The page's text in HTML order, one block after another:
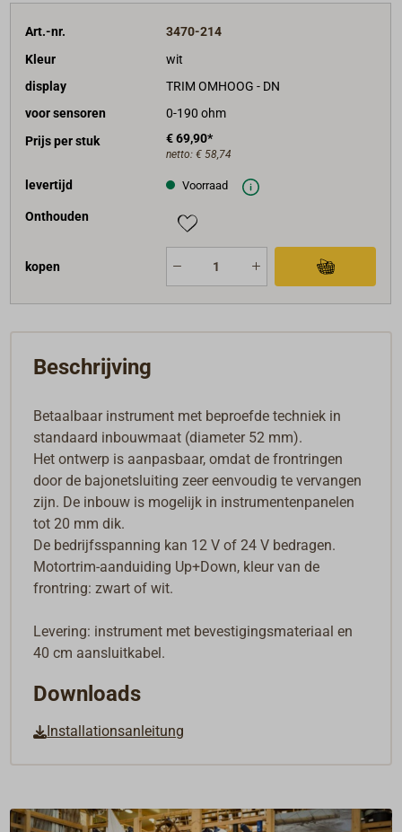
Art.-nr.
3470-214
Kleur
wit
display
TRIM OMHOOG - DN
voor sensoren
0-190 ohm
Prijs per stuk
€ 69,90*
netto: € 58,74
levertijd Voorraad
Onthouden
kopen
Beschrijving
Betaalbaar instrument met beproefde techniek in
standaard inbouwmaat (diameter 52 mm).
Het ontwerp is aanpasbaar, omdat de frontringen
door de bajonetsluiting zeer eenvoudig te vervangen
zijn. De inbouw is mogelijk in instrumentenpanelen
tot 20 mm dik.
De bedrijfsspanning kan 12 V of 24 V bedragen.
Motortrim-aanduiding Up+Down, kleur van de
frontring: zwart of wit.
Levering: instrument met bevestigingsmateriaal en
40 cm aansluitkabel.
Downloads
Installationsanleitung